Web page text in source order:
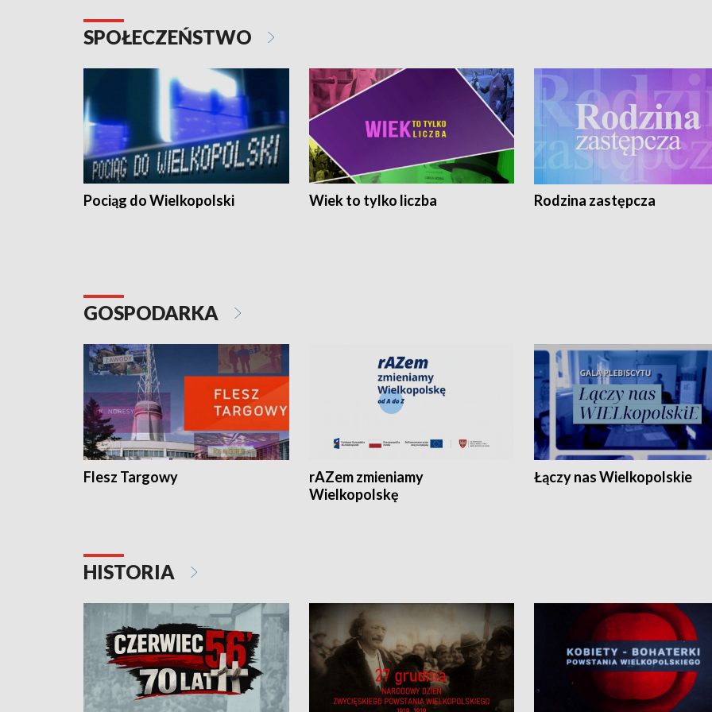
SPOŁECZEŃSTWO
Pociąg do Wielkopolski Wiek to tylko liczba Rodzina zastępcza
GOSPODARKA
Flesz Targowy
rAZem zmieniamy
Wielkopolskę
Łączy nas Wielkopolskie
HISTORIA